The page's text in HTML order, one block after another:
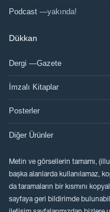
Podcast —yakında!
Dükkan
Dergi —Gazete
İmzalı Kitaplar
Posterler
Diğer Ürünler
Metin ve görsellerin tamamı,
başka alanlarda kullanılamaz,
da taramaların bir kısmını
sayfaya geri bildirimde